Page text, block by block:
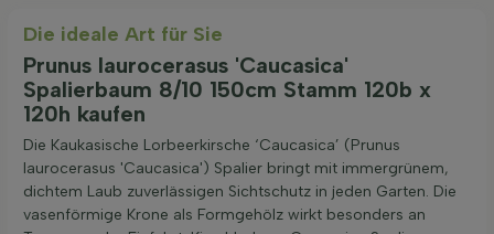
Die ideale Art für Sie
Prunus laurocerasus 'Caucasica'
Spalierbaum 8/10 150cm Stamm 120b x
120h kaufen
Die Kaukasische Lorbeerkirsche ‘Caucasica’ (Prunus
laurocerasus 'Caucasica') Spalier bringt mit immergrünem,
dichtem Laub zuverlässigen Sichtschutz in jeden Garten. Die
vasenförmige Krone als Formgehölz wirkt besonders an